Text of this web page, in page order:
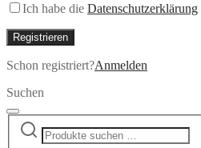
Ich habe die Datenschutzerklärung
Registrieren
Schon registriert?Anmelden
Suchen
Suchen
nach: